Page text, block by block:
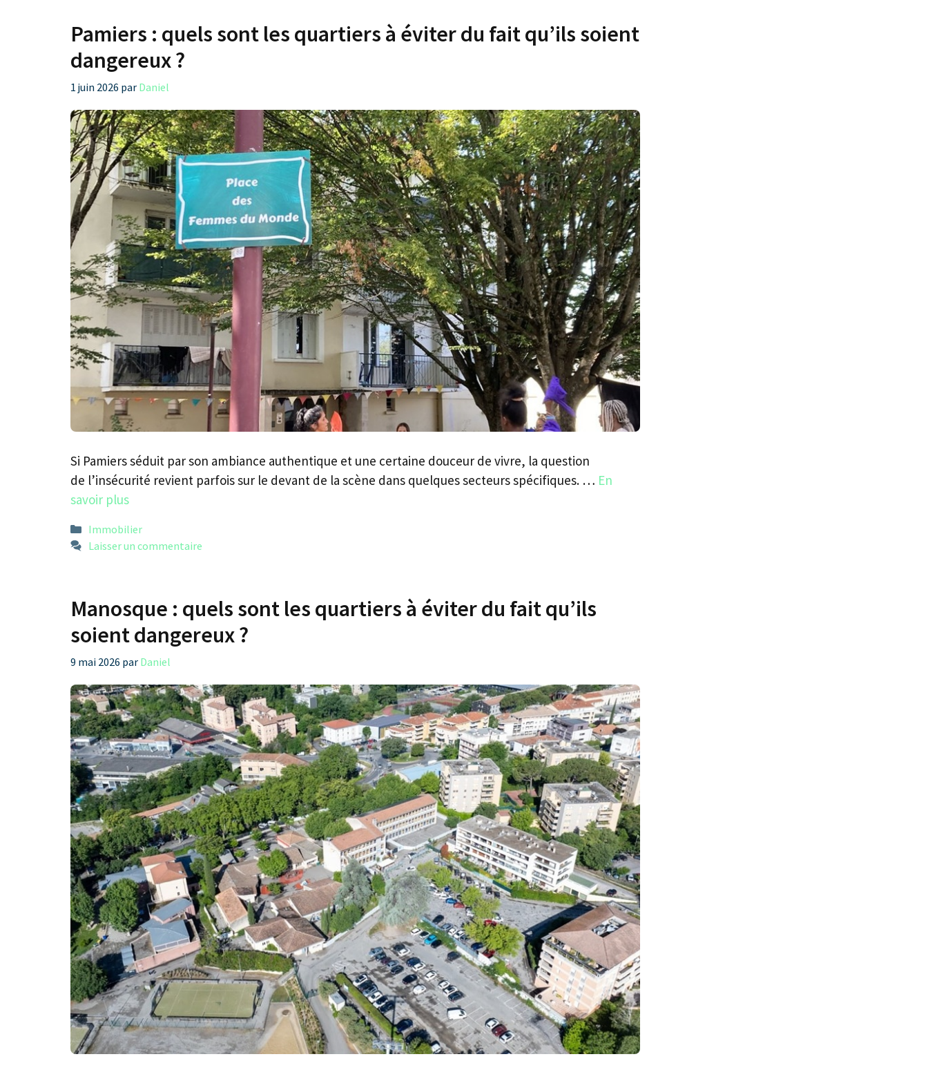
Pamiers : quels sont les quartiers à éviter du fait qu’ils soient
dangereux ?
1 juin 2026 par Daniel
Si Pamiers séduit par son ambiance authentique et une certaine douceur de vivre, la question
de l’insécurité revient parfois sur le devant de la scène dans quelques secteurs spécifiques. … En
savoir plus
Catégories
Immobilier
Laisser un commentaire
Manosque : quels sont les quartiers à éviter du fait qu’ils
soient dangereux ?
9 mai 2026 par Daniel